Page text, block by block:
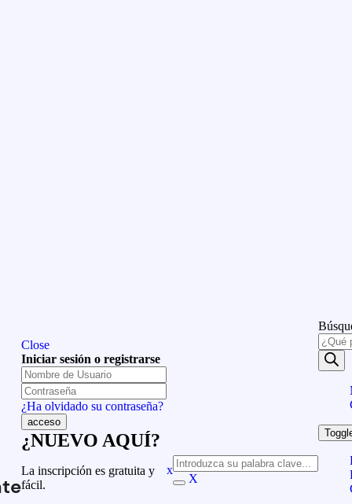
Close
Iniciar sesión o registrarse
¿Ha olvidado su contraseña?
¿NUEVO AQUÍ?
La inscripción es gratuita y
fácil.
x
X